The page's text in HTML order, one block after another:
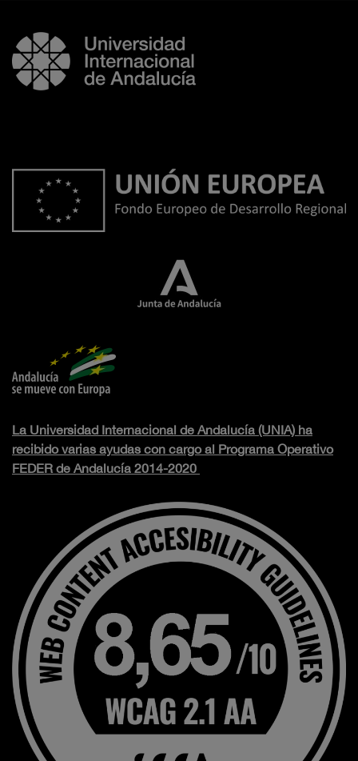
La Universidad Internacional de Andalucía (UNIA) ha
recibido varias ayudas con cargo al Programa Operativo
FEDER de Andalucía 2014-2020